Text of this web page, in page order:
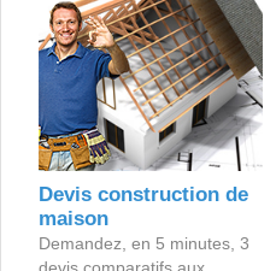
Devis construction de
maison
Demandez, en 5 minutes, 3